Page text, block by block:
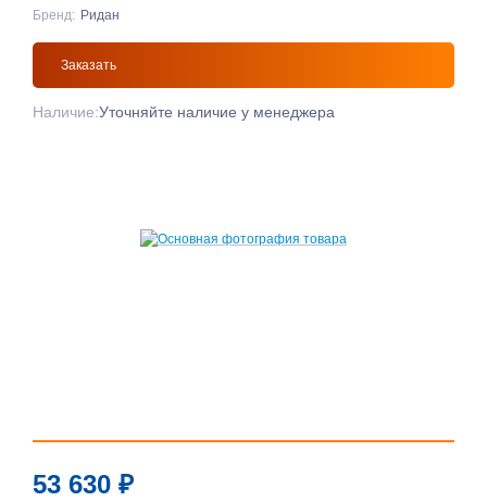
Бренд: Ридан
Заказать
Наличие:Уточняйте наличие у менеджера
53 630 ₽